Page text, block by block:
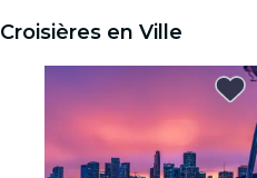
Croisières en Ville